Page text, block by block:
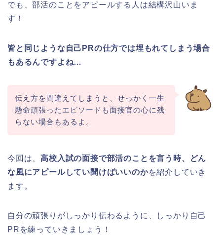
でも、部活のことをアピールする人は結構沢山いま
す！
皆と同じような自己PRの仕方では埋もれてしまう場合
もあるんですよね…
伝え方を間違えてしまうと、せっかく一生
懸命頑張ったエピソードも面接官の心に残
らない場合もあるよ。
今回は、高校入試の面接で部活のことを言う時、どん
な風にアピールしてい聞けばいいのかを紹介していき
ます。
自分の頑張りがしっかり伝わるように、しっかり自己
PRを練っていきましょう！